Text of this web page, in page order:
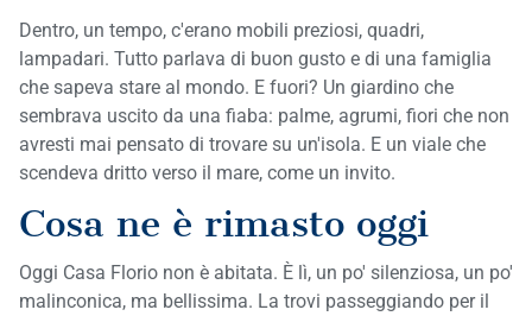
Dentro, un tempo, c'erano mobili preziosi, quadri,
lampadari. Tutto parlava di buon gusto e di una famiglia
che sapeva stare al mondo. E fuori? Un giardino che
sembrava uscito da una fiaba: palme, agrumi, fiori che non
avresti mai pensato di trovare su un'isola. E un viale che
scendeva dritto verso il mare, come un invito.
Cosa ne è rimasto oggi
Oggi Casa Florio non è abitata. È lì, un po' silenziosa, un po'
malinconica, ma bellissima. La trovi passeggiando per il